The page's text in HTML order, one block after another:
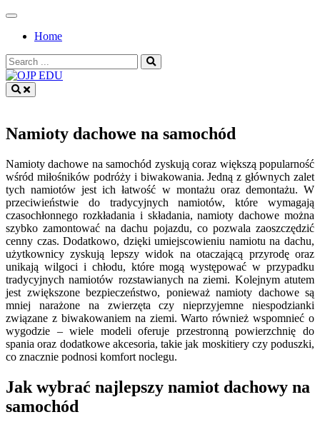
Skip
contentHome
Search
for:
Namioty dachowe na samochód
Namioty dachowe na samochód zyskują coraz większą popularność
wśród miłośników podróży i biwakowania. Jedną z głównych zalet
tych namiotów jest ich łatwość w montażu oraz demontażu. W
przeciwieństwie do tradycyjnych namiotów, które wymagają
czasochłonnego rozkładania i składania, namioty dachowe można
szybko zamontować na dachu pojazdu, co pozwala zaoszczędzić
cenny czas. Dodatkowo, dzięki umiejscowieniu namiotu na dachu,
użytkownicy zyskują lepszy widok na otaczającą przyrodę oraz
unikają wilgoci i chłodu, które mogą występować w przypadku
tradycyjnych namiotów rozstawianych na ziemi. Kolejnym atutem
jest zwiększone bezpieczeństwo, ponieważ namioty dachowe są
mniej narażone na zwierzęta czy nieprzyjemne niespodzianki
związane z biwakowaniem na ziemi. Warto również wspomnieć o
wygodzie – wiele modeli oferuje przestronną powierzchnię do
spania oraz dodatkowe akcesoria, takie jak moskitiery czy poduszki,
co znacznie podnosi komfort noclegu.
Jak wybrać najlepszy namiot dachowy na
samochód